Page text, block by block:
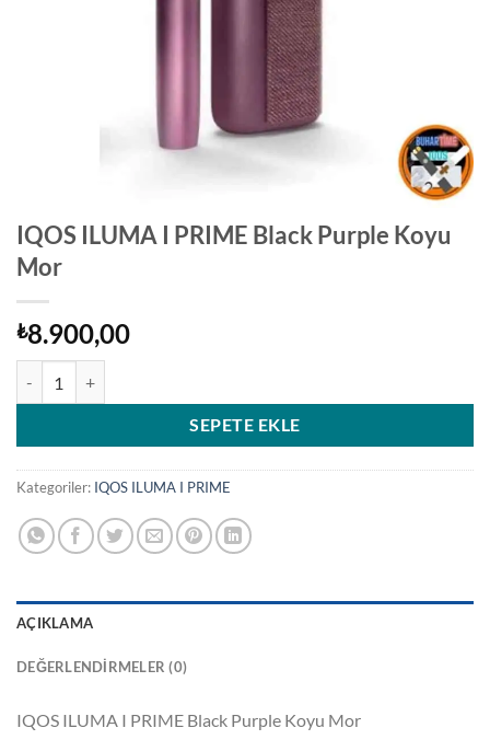
IQOS ILUMA I PRIME Black Purple Koyu
Mor
₺8.900,00
SEPETE EKLE
Kategoriler: IQOS ILUMA I PRIME
AÇIKLAMA
DEĞERLENDIRMELER (0)
IQOS ILUMA I PRIME Black Purple Koyu Mor